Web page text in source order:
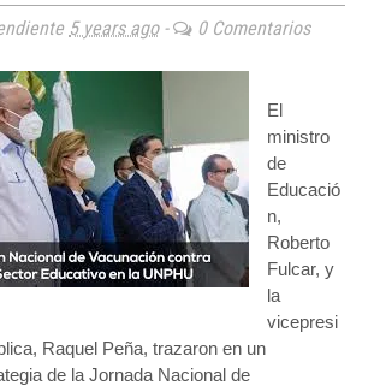
5 years ago- 0 Comentarios
El
ministro
de
Educació
n,
Roberto
Fulcar, y
la
vicepresi
Raquel Peña, trazaron en un
de la Jornada Nacional de